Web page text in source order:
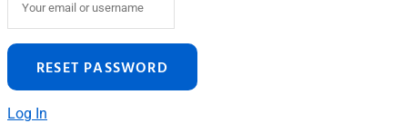
Log In